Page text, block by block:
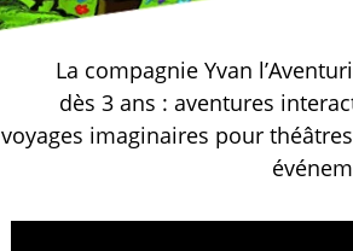
La compagnie Yvan
dès 3 ans : aventures
voyages imaginaires pour